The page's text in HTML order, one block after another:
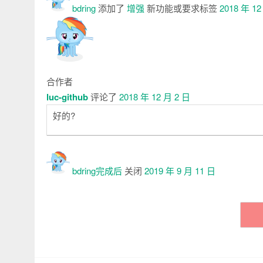
bdring添加了 增强 新功能或要求标签2018 年
合作者
luc-github评论了 2018 年 12 月 2 日
好的?
bdring完成后 关闭 2019 年 9 月 11 日